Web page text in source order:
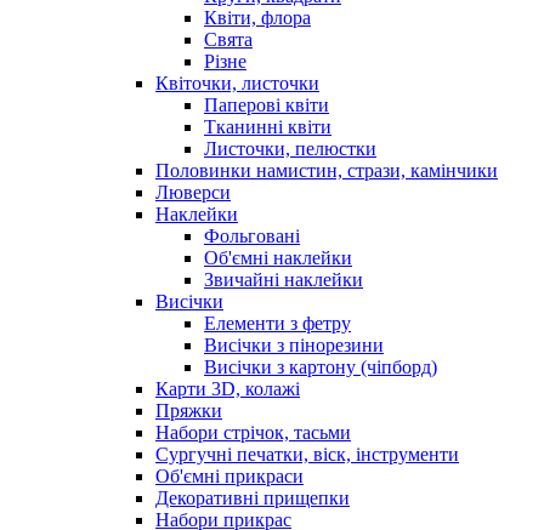
Квіти, флора
Свята
Різне
Квіточки, листочки
Паперові квіти
Тканинні квіти
Листочки, пелюстки
Половинки намистин, стрази, камінчики
Люверси
Наклейки
Фольговані
Об'ємні наклейки
Звичайні наклейки
Висічки
Елементи з фетру
Висічки з пінорезини
Висічки з картону (чіпборд)
Карти 3D, колажі
Пряжки
Набори стрічок, тасьми
Сургучні печатки, віск, інструменти
Об'ємні прикраси
Декоративні прищепки
Набори прикрас